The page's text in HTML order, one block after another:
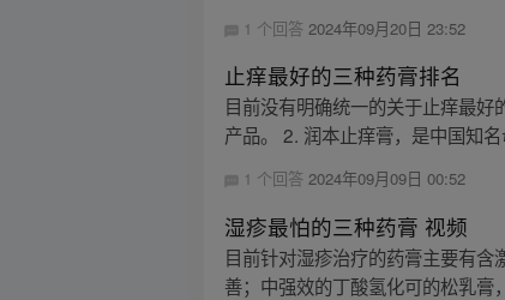
1 个回答2024年09月20日 23:52
止痒最好的三种药膏排名
目前没有明确统一的关于止痒最
产品。 2. 润本止痒膏，是中国知
1 个回答2024年09月09日 00:52
湿疹最怕的三种药膏 视频
目前针对湿疹治疗的药膏主要有
善；中强效的丁酸氢化可的松乳